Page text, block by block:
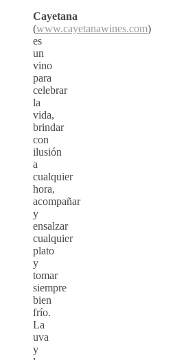
Cayetana
(www.cayetanawines.com)
es
un
vino
para
celebrar
la
vida,
brindar
con
ilusión
a
cualquier
hora,
acompañar
y
ensalzar
cualquier
plato
y
tomar
siempre
bien
frío.
La
uva
y